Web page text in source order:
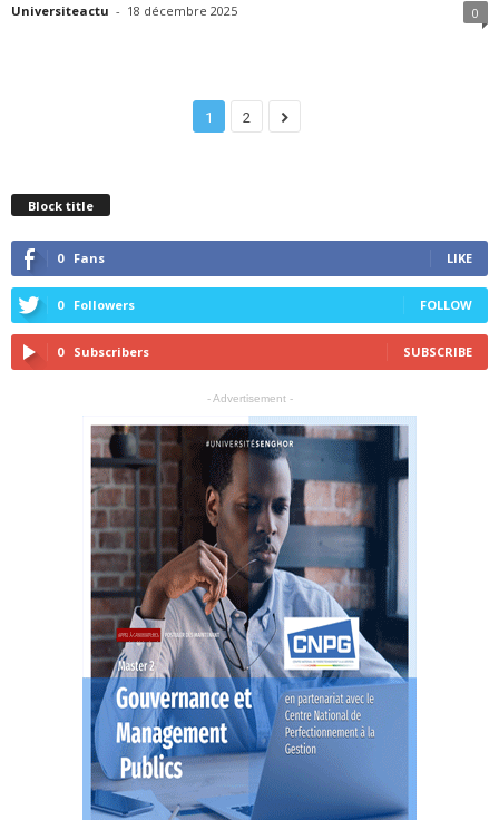
Universiteactu - 18 décembre 2025 0
1 2
Block title
0 Fans LIKE
0 Followers FOLLOW
0 Subscribers SUBSCRIBE
- Advertisement -